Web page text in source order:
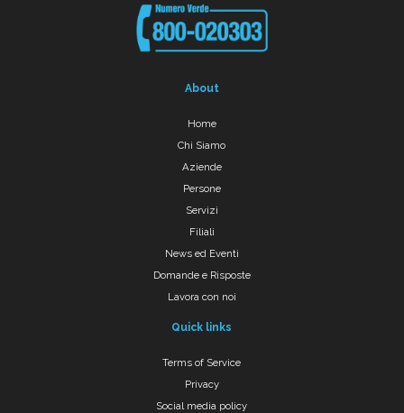
About
Home
Chi Siamo
Aziende
Persone
Servizi
Filiali
News ed Eventi
Domande e Risposte
Lavora con noi
Quick links
Terms of Service
Privacy
Social media policy